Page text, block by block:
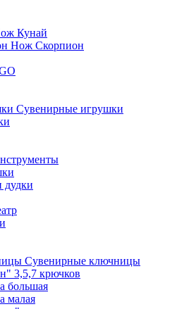
Кунай
Нож Скорпион
Сувенирные игрушки
дудки
Сувенирные ключницы
3,5,7 крючков
большая
малая